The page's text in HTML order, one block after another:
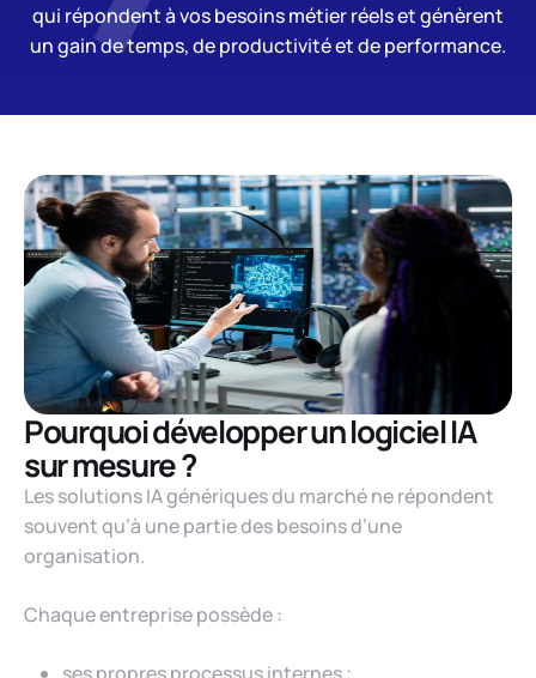
qui répondent à vos besoins métier réels et génèrent
un gain de temps, de productivité et de performance.
Pourquoi développer un logiciel IA
sur mesure ?
Les solutions IA génériques du marché ne répondent
souvent qu’à une partie des besoins d’une
organisation.
Chaque entreprise possède :